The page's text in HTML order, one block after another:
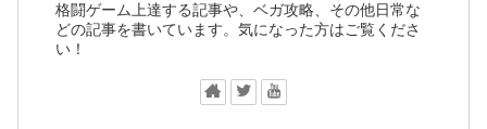
格闘ゲーム上達する記事や、ベガ攻略、その他日常な
どの記事を書いています。気になった方はご覧くださ
い！